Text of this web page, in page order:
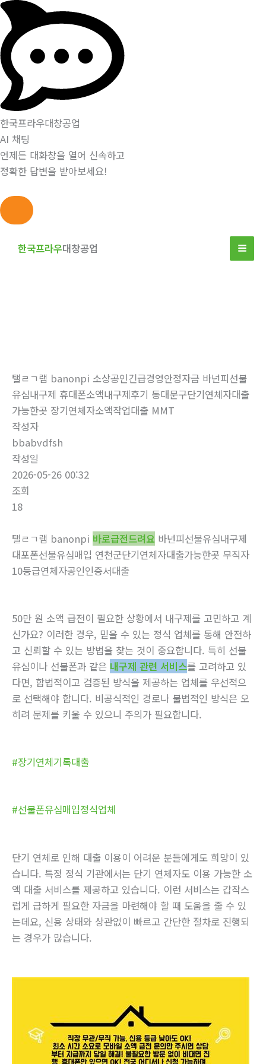
한국프라우대창공업
AI 채팅
언제든 대화창을 열어 신속하고
정확한 답변을 받아보세요!
한국프라우대창공업
탤ㄹㄱ램 banonpi 소상공인긴급경영안정자금 바넌피선불
유심내구제 휴대폰소액내구제후기 동대문구단기연체자대출
가능한곳 장기연체자소액작업대출 MMT
작성자
bbabvdfsh
작성일
2026-05-26 00:32
조회
18
탤ㄹㄱ램 banonpi 바로급전드려요 바넌피선불유심내구제
대포폰선불유심매입 연천군단기연체자대출가능한곳 무직자
10등급연체자공인인증서대출
50만 원 소액 급전이 필요한 상황에서 내구제를 고민하고 계
신가요? 이러한 경우, 믿을 수 있는 정식 업체를 통해 안전하
고 신뢰할 수 있는 방법을 찾는 것이 중요합니다. 특히 선불
유심이나 선불폰과 같은 내구제 관련 서비스를 고려하고 있
다면, 합법적이고 검증된 방식을 제공하는 업체를 우선적으
로 선택해야 합니다. 비공식적인 경로나 불법적인 방식은 오
히려 문제를 키울 수 있으니 주의가 필요합니다.
#장기연체기록대출
#선불폰유심매입정식업체
단기 연체로 인해 대출 이용이 어려운 분들에게도 희망이 있
습니다. 특정 정식 기관에서는 단기 연체자도 이용 가능한 소
액 대출 서비스를 제공하고 있습니다. 이런 서비스는 갑작스
럽게 급하게 필요한 자금을 마련해야 할 때 도움을 줄 수 있
는데요, 신용 상태와 상관없이 빠르고 간단한 절차로 진행되
는 경우가 많습니다.